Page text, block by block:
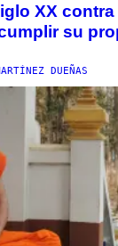
XX
su
DUEÑAS